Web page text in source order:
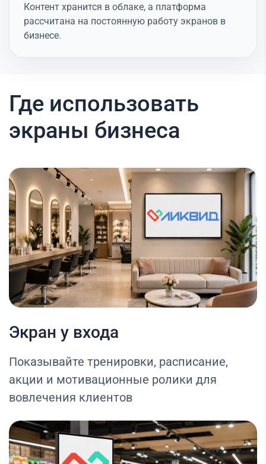
Контент хранится в облаке, а платформа
рассчитана на постоянную работу экранов в
бизнесе.
Где использовать
экраны бизнеса
Экран у входа
Показывайте тренировки, расписание,
акции и мотивационные ролики для
вовлечения клиентов